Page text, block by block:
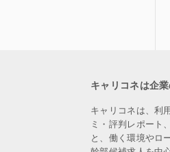
キャリコネは企
キャリコネは、利
ミ・評判レポート
と、働く環境やロ